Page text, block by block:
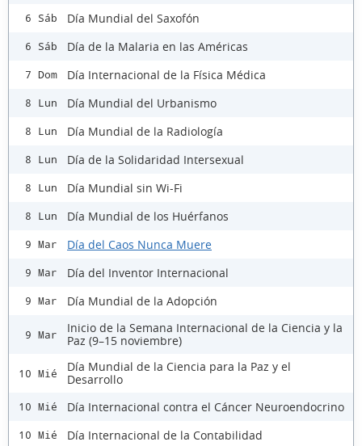
6 Sáb Día Mundial del Saxofón
6 Sáb Día de la Malaria en las Américas
7 Dom Día Internacional de la Física Médica
8 Lun Día Mundial del Urbanismo
8 Lun Día Mundial de la Radiología
8 Lun Día de la Solidaridad Intersexual
8 Lun Día Mundial sin Wi-Fi
8 Lun Día Mundial de los Huérfanos
9 Mar Día del Caos Nunca Muere
9 Mar Día del Inventor Internacional
9 Mar Día Mundial de la Adopción
9 Mar
Inicio de la Semana Internacional de la Ciencia y la
Paz (9–15 noviembre)
10 Mié
Día Mundial de la Ciencia para la Paz y el
Desarrollo
10 Mié Día Internacional contra el Cáncer Neuroendocrino
10 Mié Día Internacional de la Contabilidad